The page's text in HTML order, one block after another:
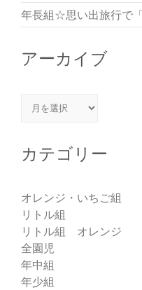
年長組☆思い出旅行で
アーカイブ
アーカイブ
カテゴリー
オレンジ・いちご組
リトル組
リトル組 オレンジ
全園児
年中組
年少組